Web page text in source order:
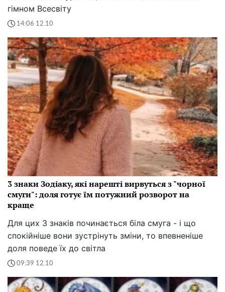
гімном Всесвіту
14:06 12.10
3 знаки Зодіаку, які нарешті вирвуться з "чорної
смуги": доля готує їм потужний розворот на
краще
Для цих 3 знаків починається біла смуга - і що
спокійніше вони зустрінуть зміни, то впевненіше
доля поведе їх до світла
09:39 12.10